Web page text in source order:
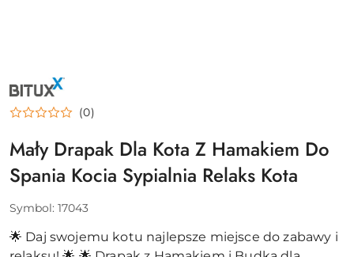
NAZWA
PRODUCENTA:
BITUXX
(0)
Mały Drapak Dla Kota Z Hamakiem Do
Spania Kocia Sypialnia Relaks Kota
Symbol: 17043
🌟 Daj swojemu kotu najlepsze miejsce do zabawy i